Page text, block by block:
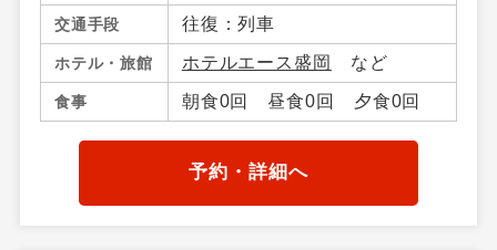
つ・大間)・八戸・十和田湖・
奥入瀬（青森県）・大鰐・碇
ケ関・不老不死・鰺ケ沢・弘
前・三沢・竜飛岬・青森県そ
の他、岩手県／盛岡市・つな
ぎ・鶯宿温泉・八幡平・雫
石・二戸・小岩井農場・平
交通手段 往復：列車
ホテル・旅館 ホテルエース盛岡 など
食事 朝食0回 昼食0回 夕食0回
予約・詳細へ